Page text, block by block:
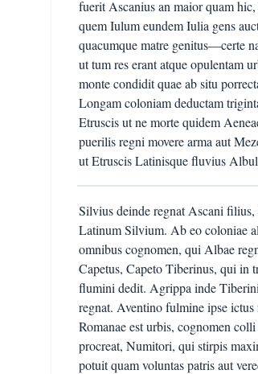
fuerit Ascanius an maior quam
quem Iulum eundem Iulia gens
quacumque matre genitus—certe
ut tum res erant atque opulentam
monte condidit quae ab situ
Longam coloniam deductam
Etruscis ut ne morte quidem
puerilis regni movere arma aut
ut Etruscis Latinisque fluvius
Silvius deinde regnat Ascani
Latinum Silvium. Ab eo coloniae
omnibus cognomen, qui Albae
Capetus, Capeto Tiberinus, qui in
flumini dedit. Agrippa inde
regnat. Aventino fulmine ipse
Romanae est urbis, cognomen
procreat, Numitori, qui stirpis
potuit quam voluntas patris aut